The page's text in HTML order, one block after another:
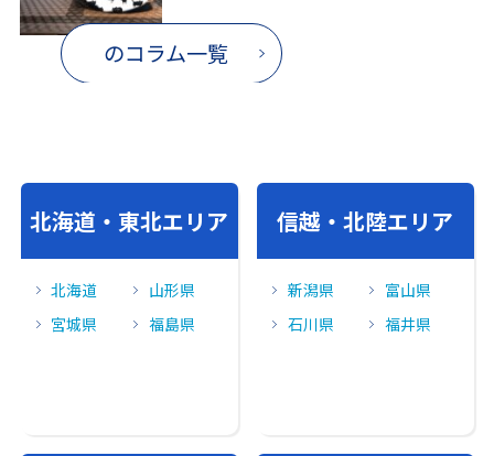
のコラム一覧
北海道・東北エリア
北海道
山形県
宮城県
福島県
信越・北陸エリア
新潟県
富山県
石川県
福井県